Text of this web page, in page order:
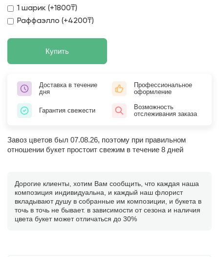
1 шарик (+1800₸)
Раффаэлло (+4200₸)
Купить
Доставка в течение
дня
Профессиональное
оформление
Гарантия свежести
Возможность
отслеживания заказа
Завоз цветов был 07.08.26, поэтому при правильном
отношении букет простоит свежим в течение 8 дней
Дорогие клиенты, хотим Вам сообщить, что каждая наша
композиция индивидуальна, и каждый наш флорист
вкладывают душу в собранные им композиции, и букета в
точь в точь не бывает. в зависимости от сезона и наличия
цвета букет может отличаться до 30%